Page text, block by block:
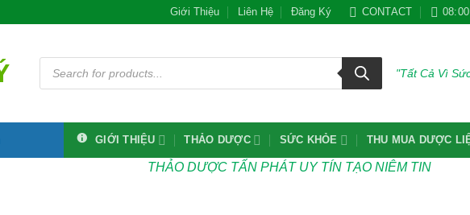
Giới Thiệu Liên Hệ Đăng Ký CONTACT
Tìm
kiếm
phẩm
"Tất Cả Vì
GIỚI THIỆU THẢO DƯỢC SỨC KHỎE THU MUA DƯỢC
THẢO DƯỢC TẤN PHÁT UY TÍN TẠO NIÊM TIN